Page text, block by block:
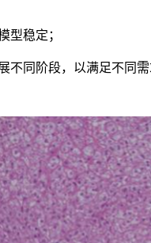
型稳定；
不同阶段，以满足不同需